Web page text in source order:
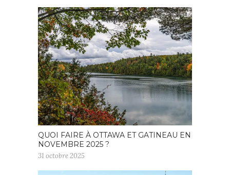
QUOI FAIRE À OTTAWA ET GATINEAU EN
NOVEMBRE 2025 ?
31 octobre 2025